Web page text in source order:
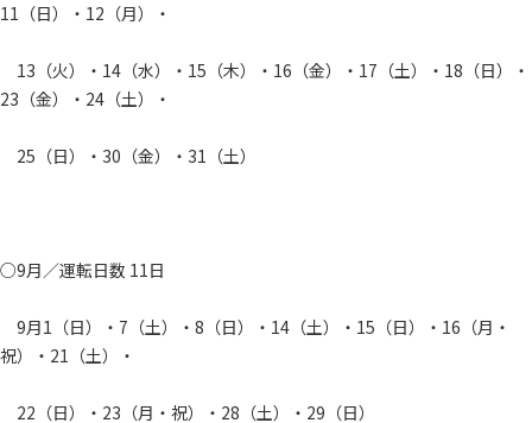
11（日）・12（月）・
13（火）・14（水）・15（木）・16（金）・17（土）・18（日）・
23（金）・24（土）・
25（日）・30（金）・31（土）
○9月／運転日数 11日
9月1（日）・7（土）・8（日）・14（土）・15（日）・16（月・
祝）・21（土）・
22（日）・23（月・祝）・28（土）・29（日）